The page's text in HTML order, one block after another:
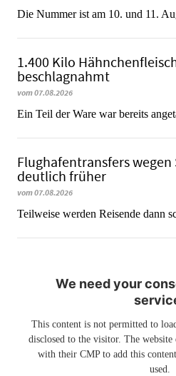
Die Nummer ist am 10. und 11.
1.400 Kilo
beschlagnahmt
vom 07.08.2026
​​​​​​​Ein Teil der Ware war bereits
Flughafentransfers
deutlich früher
vom 07.08.2026
Teilweise werden Reisende dann
We need your
This content is not permitted to
disclosed to the visitor. The website
with their CMP to add this
used.